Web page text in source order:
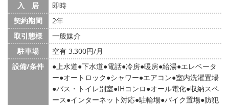
入 居
即時
契約期間
2年
取引態様
一般媒介
駐車場
空有 3,300円/月
設備/条件
上水道 下水道 電話 冷房 暖房 給湯 エレベータ
ー オートロック シャワー エアコン 室内洗濯置場
バス・トイレ別室 IHコンロ オール電化 収納スペ
ース インターネット対応 駐輪場 バイク置場 防犯